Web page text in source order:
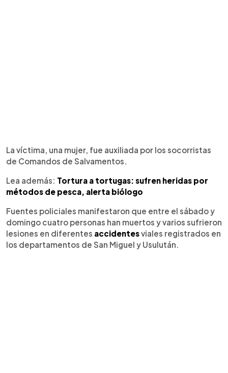
La víctima, una mujer, fue auxiliada por los socorristas
de Comandos de Salvamentos.
Lea además: Tortura a tortugas: sufren heridas por
métodos de pesca, alerta biólogo
Fuentes policiales manifestaron que entre el sábado y
domingo cuatro personas han muertos y varios sufrieron
lesiones en diferentes accidentesviales registrados en
los departamentos de San Miguel y Usulután.